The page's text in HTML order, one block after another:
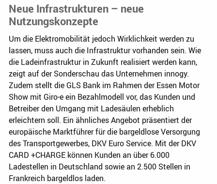
Neue Infrastrukturen – neue
Nutzungskonzepte
Um die Elektromobilität jedoch Wirklichkeit werden zu
lassen, muss auch die Infrastruktur vorhanden sein. Wie
die Ladeinfrastruktur in Zukunft realisiert werden kann,
zeigt auf der Sonderschau das Unternehmen innogy.
Zudem stellt die GLS Bank im Rahmen der Essen Motor
Show mit Giro-e ein Bezahlmodell vor, das Kunden und
Betreiber den Umgang mit Ladesäulen erheblich
erleichtern soll. Ein ähnliches Angebot präsentiert der
europäische Marktführer für die bargeldlose Versorgung
des Transportgewerbes, DKV Euro Service. Mit der DKV
CARD +CHARGE können Kunden an über 6.000
Ladestellen in Deutschland sowie an 2.500 Stellen in
Frankreich bargeldlos laden.